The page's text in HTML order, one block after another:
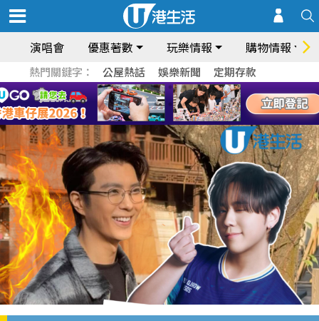
演唱會 優惠著數 玩樂情報 購物情報
熱門關鍵字： 公屋熱話 娛樂新聞 定期存款